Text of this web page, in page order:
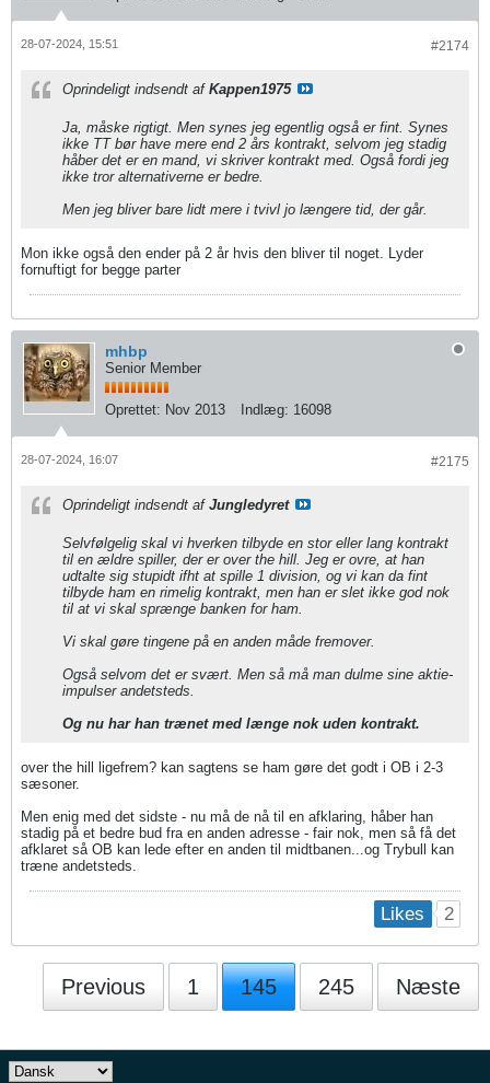
#2174
28-07-2024, 15:51
Oprindeligt indsendt af Kappen1975
Ja, måske rigtigt. Men synes jeg egentlig også er fint. Synes
ikke TT bør have mere end 2 års kontrakt, selvom jeg stadig
håber det er en mand, vi skriver kontrakt med. Også fordi jeg
ikke tror alternativerne er bedre.
Men jeg bliver bare lidt mere i tvivl jo længere tid, der går.
Mon ikke også den ender på 2 år hvis den bliver til noget. Lyder
fornuftigt for begge parter
mhbp
Senior Member
Oprettet: Nov 2013 Indlæg: 16098
#2175
28-07-2024, 16:07
Oprindeligt indsendt af Jungledyret
Selvfølgelig skal vi hverken tilbyde en stor eller lang kontrakt
til en ældre spiller, der er over the hill. Jeg er ovre, at han
udtalte sig stupidt ifht at spille 1 division, og vi kan da fint
tilbyde ham en rimelig kontrakt, men han er slet ikke god nok
til at vi skal sprænge banken for ham.
Vi skal gøre tingene på en anden måde fremover.
Også selvom det er svært. Men så må man dulme sine aktie-
impulser andetsteds.
Og nu har han trænet med længe nok uden kontrakt.
over the hill ligefrem? kan sagtens se ham gøre det godt i OB i 2-3
sæsoner.
Men enig med det sidste - nu må de nå til en afklaring, håber han
stadig på et bedre bud fra en anden adresse - fair nok, men så få det
afklaret så OB kan lede efter en anden til midtbanen...og Trybull kan
træne andetsteds.
Likes 2
Previous 1 145 245 Næste